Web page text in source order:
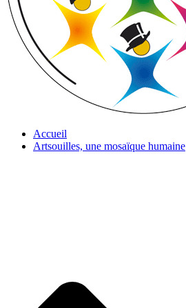
Accueil
Artsouilles, une mosaïque humaine